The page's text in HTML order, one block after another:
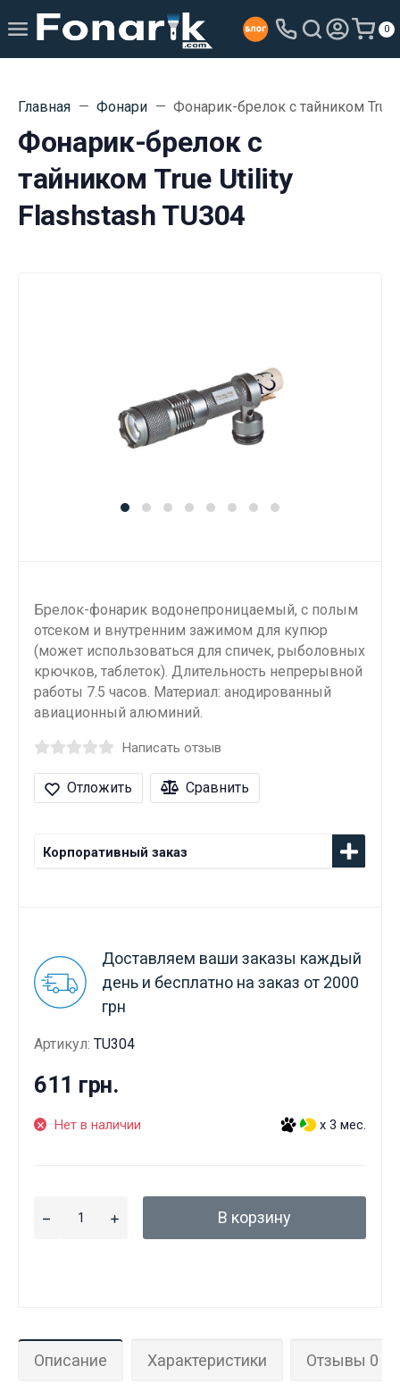
0
Главная Фонари Фонарик-брелок с тайником True
Фонарик-брелок с
тайником True Utility
Flashstash TU304
Брелок-фонарик водонепроницаемый, с полым
отсеком и внутренним зажимом для купюр
(может использоваться для спичек, рыболовных
крючков, таблеток). Длительность непрерывной
работы 7.5 часов. Материал: анодированный
авиационный алюминий.
Написать отзыв
Отложить Сравнить
Корпоративный заказ
Доставляем ваши заказы каждый
день и бесплатно на заказ от 2000
грн
Артикул: TU304
611 грн.
Нет в наличии x 3 мес.
В корзину
Описание Характеристики Отзывы 0